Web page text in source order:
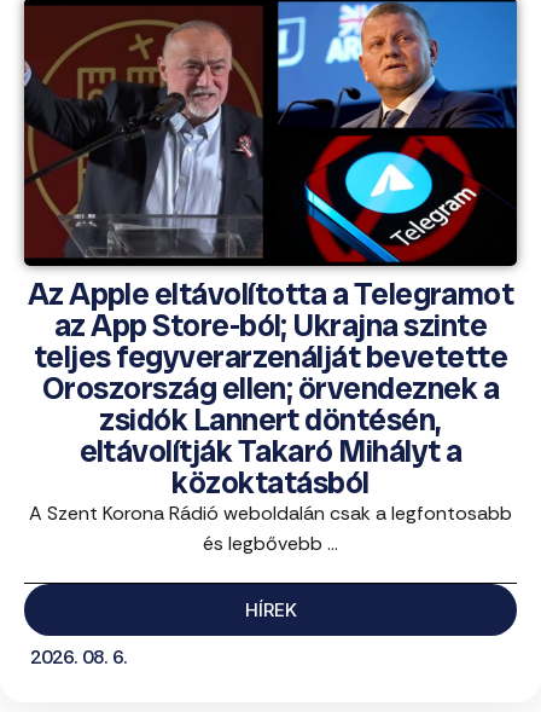
Az Apple eltávolította a Telegramot
az App Store-ból; Ukrajna szinte
teljes fegyverarzenálját bevetette
Oroszország ellen; örvendeznek a
zsidók Lannert döntésén,
eltávolítják Takaró Mihályt a
közoktatásból
A Szent Korona Rádió weboldalán csak a legfontosabb
és legbővebb ...
HÍREK
2026. 08. 6.